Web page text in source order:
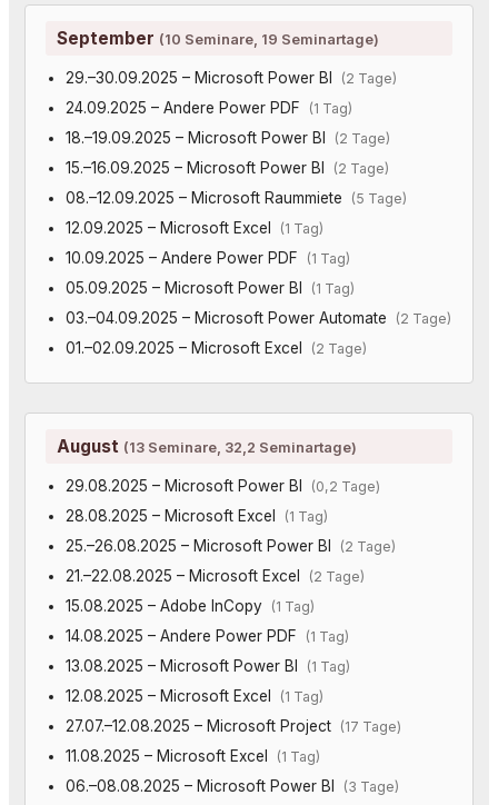
September (10 Seminare, 19 Seminartage)
29.–30.09.2025 – Microsoft Power BI (2 Tage)
24.09.2025 – Andere Power PDF (1 Tag)
18.–19.09.2025 – Microsoft Power BI (2 Tage)
15.–16.09.2025 – Microsoft Power BI (2 Tage)
08.–12.09.2025 – Microsoft Raummiete (5 Tage)
12.09.2025 – Microsoft Excel (1 Tag)
10.09.2025 – Andere Power PDF (1 Tag)
05.09.2025 – Microsoft Power BI (1 Tag)
03.–04.09.2025 – Microsoft Power Automate (2 Tage)
01.–02.09.2025 – Microsoft Excel (2 Tage)
August (13 Seminare, 32,2 Seminartage)
29.08.2025 – Microsoft Power BI (0,2 Tage)
28.08.2025 – Microsoft Excel (1 Tag)
25.–26.08.2025 – Microsoft Power BI (2 Tage)
21.–22.08.2025 – Microsoft Excel (2 Tage)
15.08.2025 – Adobe InCopy (1 Tag)
14.08.2025 – Andere Power PDF (1 Tag)
13.08.2025 – Microsoft Power BI (1 Tag)
12.08.2025 – Microsoft Excel (1 Tag)
27.07.–12.08.2025 – Microsoft Project (17 Tage)
11.08.2025 – Microsoft Excel (1 Tag)
06.–08.08.2025 – Microsoft Power BI (3 Tage)